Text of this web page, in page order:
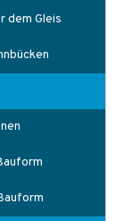
dem Gleis